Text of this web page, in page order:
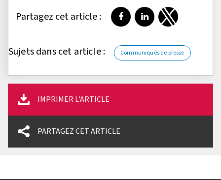
Partagez cet article : Partager sur Facebook
Partager surPartager sur
Sujets dans cet article : Communiqués de presse
IMPRIMER L'ARTICLE
PARTAGEZ CET ARTICLE